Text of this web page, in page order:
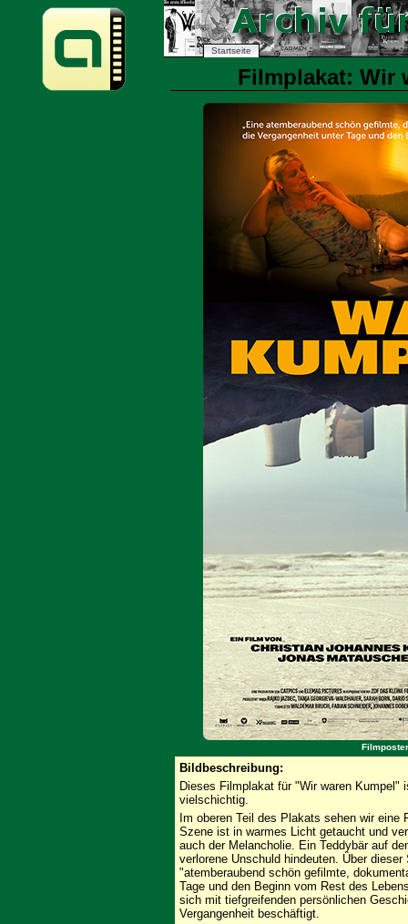
Startseite
Filmplakat: Wir
Bildbeschreibung:
Dieses Filmplakat für "Wir waren
vielschichtig.
Im oberen Teil des Plakats sehen wir
Szene ist in warmes Licht getaucht und
auch der Melancholie. Ein Teddybär auf
verlorene Unschuld hindeuten. Über
"atemberaubend schön gefilmte,
Tage und den Beginn vom Rest des
sich mit tiefgreifenden persönlichen
Vergangenheit beschäftigt.